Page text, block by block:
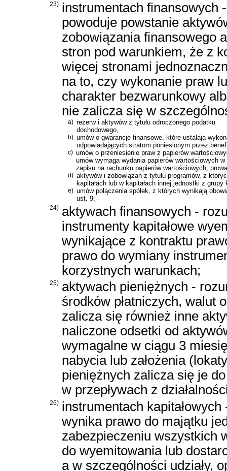
23) instrumentach finansowych
powoduje powstanie
zobowiązania finansowego
stron pod warunkiem, że z
więcej stronami
na to, czy wykonanie praw
charakter bezwarunkowy
nie zalicza się w
a) rezerw i aktywów z tytułu odroczonego podatku
dochodowego,
b) umów o gwarancje finansowe, które ustalają
odpowiadających stratom poniesionym przez
c) umów o przeniesienie praw z papierów
umów wymaga wydania papierów wartościowych
zapisu na rachunku papierów wartościowych,
d) aktywów i zobowiązań z tytułu programów, z
kapitałach lub w kapitałach innej jednostki z
e) umów połączenia spółek, z których wynikają
ust. 9;
24) aktywach finansowych -
instrumenty kapitałowe
wynikające z kontraktu
prawo do wymiany
korzystnych warunkach;
25) aktywach pieniężnych -
środków płatniczych, walut
zalicza się również inne
naliczone odsetki od
wymagalne w ciągu 3
nabycia lub założenia
pieniężnych zalicza się je
w przepływach z
26) instrumentach
wynika prawo do majątku
zabezpieczeniu wszystkich
do wyemitowania lub
a w szczególności udziały,